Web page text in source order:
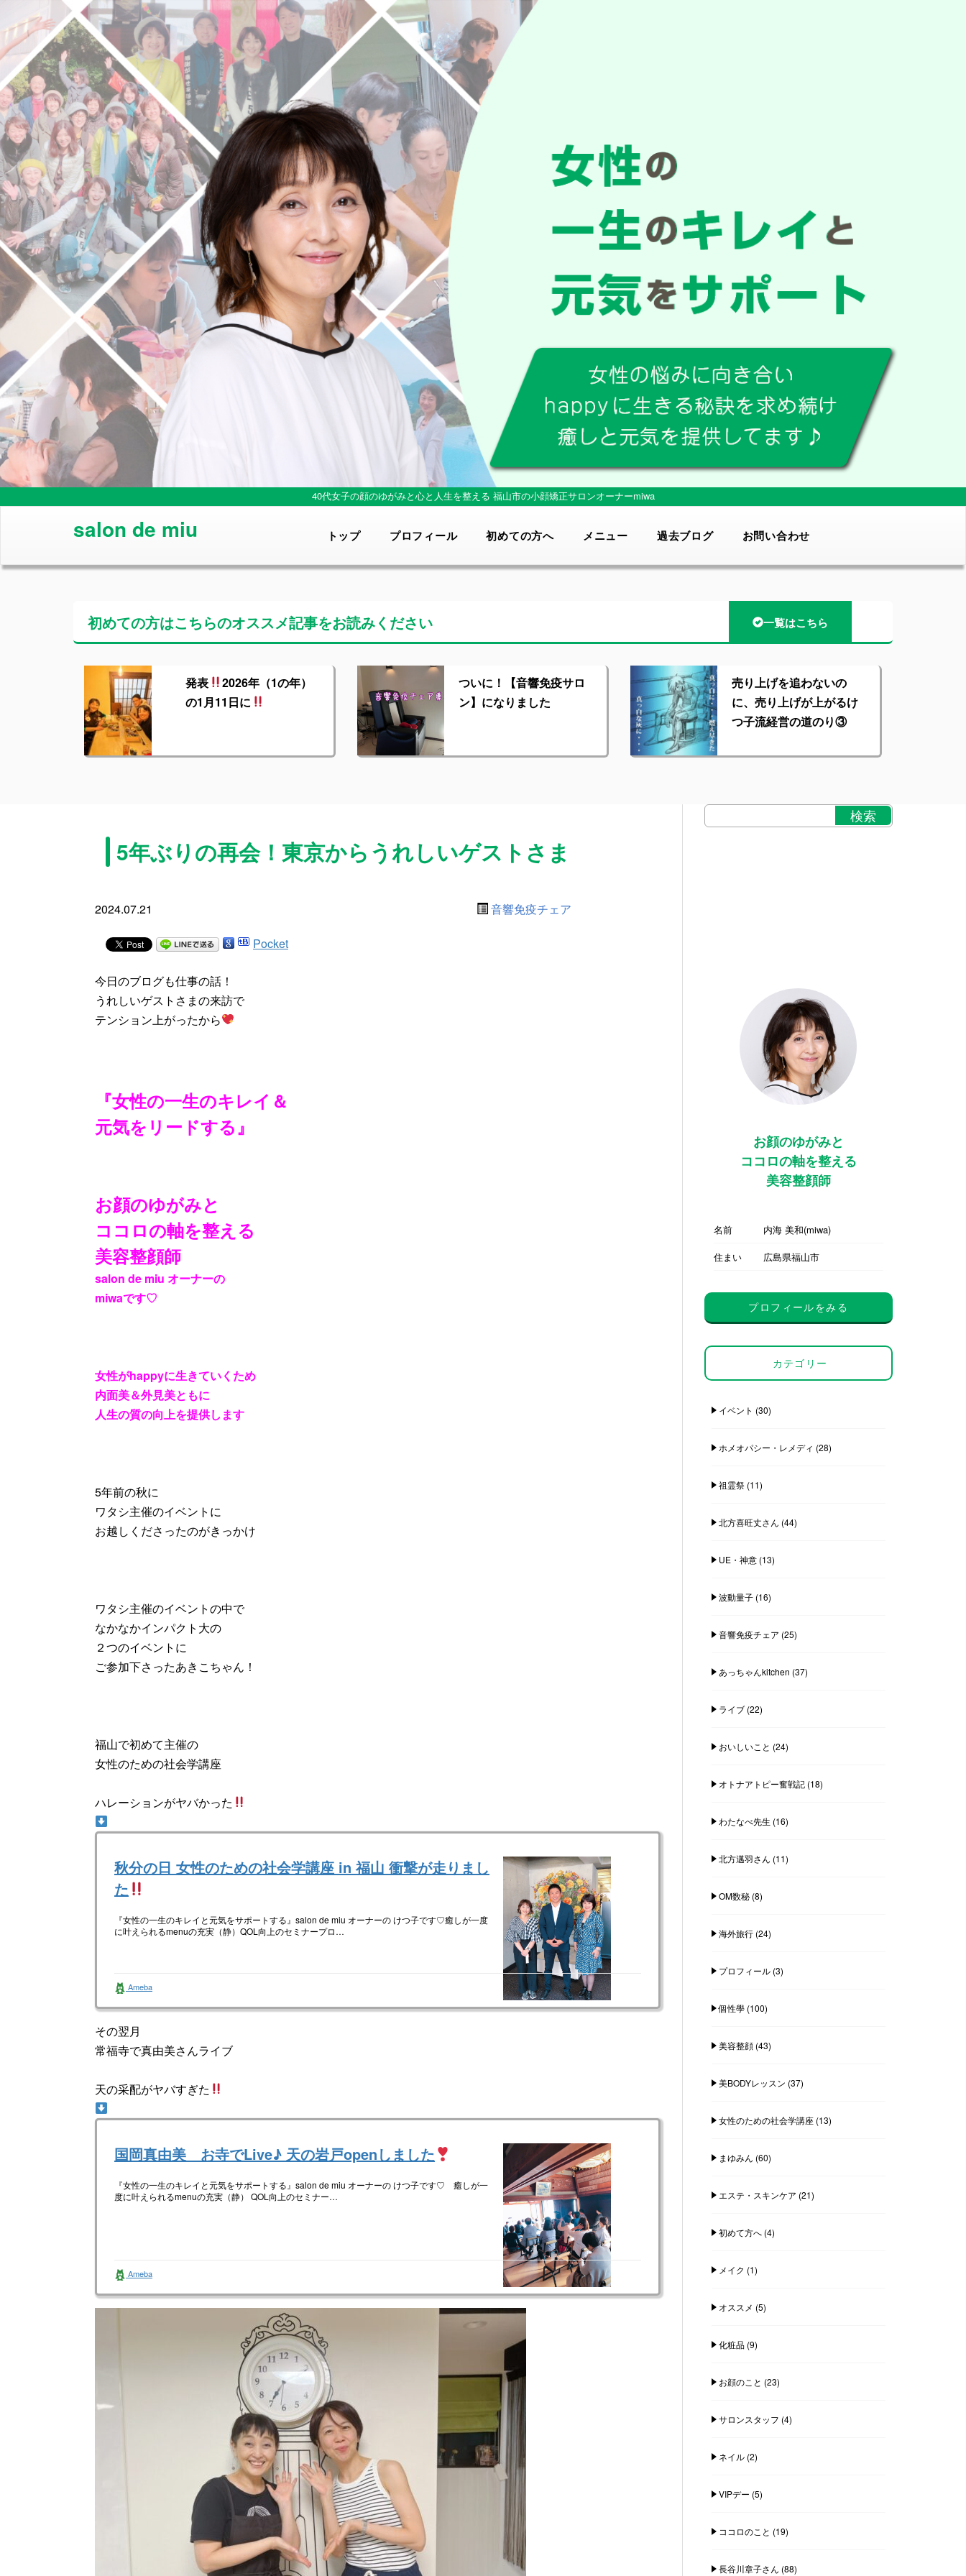
40代女子の顔のゆがみと心と人生を整える 福山市の小顔矯正サロンオーナーmiwa
salon de miu トップ プロフィール 初めての方へ メニュー 過去ブログ お問い合わせ
初めての方はこちらのオススメ記事をお読みください 一覧はこちら
発表
2026年（1の年）
の1月11日に
ついに！【音響免疫サロ
ン】になりました
売り上げを追わないの
に、売り上げが上がるけ
つ子流経営の道のり③
5年ぶりの再会！東京からうれしいゲストさま
2024.07.21 音響免疫チェア
Pocket
今日のブログも仕事の話！
うれしいゲストさまの来訪で
テンション上がったから
『女性の一生のキレイ＆
元気をリードする』
お顔のゆがみと
ココロの軸を整える
美容整顔師
salon de miu オーナーの
miwaです♡
女性がhappyに生きていくため
内面美＆外見美ともに
人生の質の向上を提供します
5年前の秋に
ワタシ主催のイベントに
お越しくださったのがきっかけ
ワタシ主催のイベントの中で
なかなかインパクト大の
２つのイベントに
ご参加下さったあきこちゃん！
福山で初めて主催の
女性のための社会学講座
ハレーションがヤバかった
秋分の日 女性のための社会学講座 in 福山 衝撃が走りまし
た
『女性の一生のキレイと元気をサポートする』salon de miu オーナーの けつ子です♡癒しが一度
に叶えられるmenuの充実（静）QOL向上のセミナープロ…
Ameba
その翌月
常福寺で真由美さんライブ
天の采配がヤバすぎた
国岡真由美 お寺でLive♪ 天の岩戸openしました
『女性の一生のキレイと元気をサポートする』salon de miu オーナーの けつ子です♡ 癒しが一
度に叶えられるmenuの充実（静） QOL向上のセミナー…
Ameba
お顔のゆがみと
ココロの軸を整える
美容整顔師
名前
内海 美和(miwa)
住まい
広島県福山市
プロフィールをみる
カテゴリー
イベント (30)
ホメオパシー・レメディ (28)
祖霊祭(11)
北方喜旺丈さん (44)
UE・神意(13)
波動量子(16)
音響免疫チェア (25)
あっちゃんkitchen (37)
ライブ(22)
おいしいこと (24)
オトナアトピー奮戦記(18)
わたなべ先生 (16)
北方邁羽さん (11)
OM数秘(8)
海外旅行(24)
プロフィール(3)
個性學(100)
美容整顔(43)
美BODYレッスン (37)
女性のための社会学講座(13)
まゆみん (60)
エステ・スキンケア (21)
初めて方へ(4)
メイク (1)
オススメ (5)
化粧品(9)
お顔のこと (23)
サロンスタッフ (4)
ネイル(2)
VIPデー (5)
ココロのこと (19)
長谷川章子さん (88)